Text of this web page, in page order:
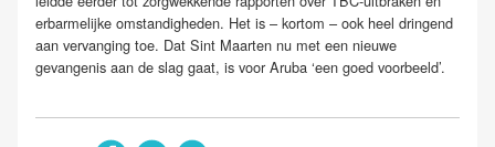
erbarmelijke omstandigheden. Het is – kortom – ook heel dringend
aan vervanging toe. Dat Sint Maarten nu met een nieuwe
gevangenis aan de slag gaat, is voor Aruba ‘een goed voorbeeld’.